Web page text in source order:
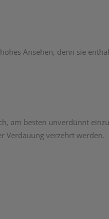
Ansehen, denn sie
am besten unverdünnt
Verdauung verzehrt werden.